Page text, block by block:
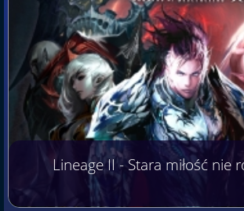
Lineage II - Stara miłość nie